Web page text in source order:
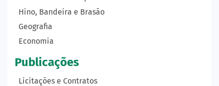
Hino, Bandeira e Brasão
Geografia
Economia
Publicações
Licitações e Contratos